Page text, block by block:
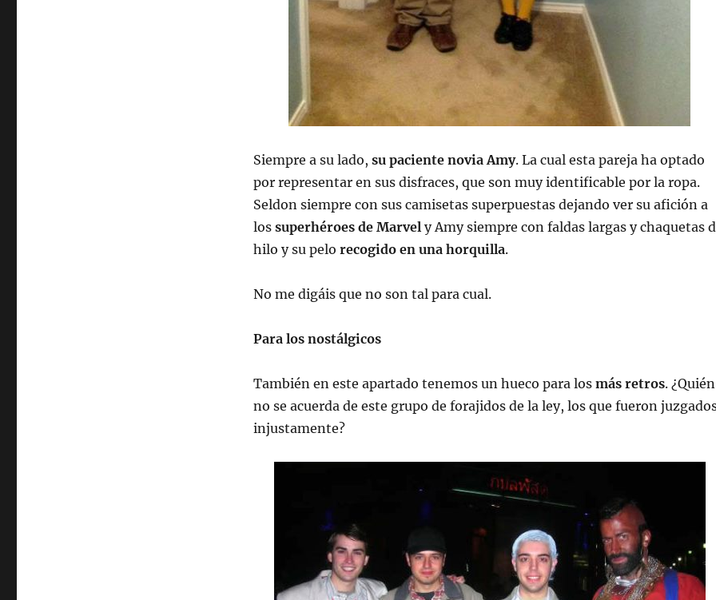
Siempre a su lado, su paciente novia Amy. La cual esta pareja ha optado
por representar en sus disfraces, que son muy identificable por la ropa.
Seldon siempre con sus camisetas superpuestas dejando ver su afición a
los superhéroes de Marvel y Amy siempre con faldas largas y chaquetas
hilo y su pelo recogido en una horquilla.
No me digáis que no son tal para cual.
Para los nostálgicos
También en este apartado tenemos un hueco para los más retros. ¿Quién
no se acuerda de este grupo de forajidos de la ley, los que fueron
injustamente?